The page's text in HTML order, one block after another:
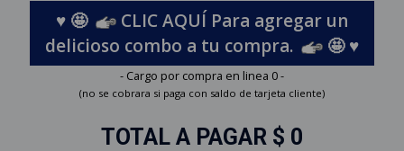
♥ 🤩
CLIC AQUÍ Para agregar un
delicioso combo a tu compra.
🤩 ♥
- Cargo por compra en linea 0 -
(no se cobrara si paga con saldo de tarjeta cliente)
TOTAL A PAGAR $ 0